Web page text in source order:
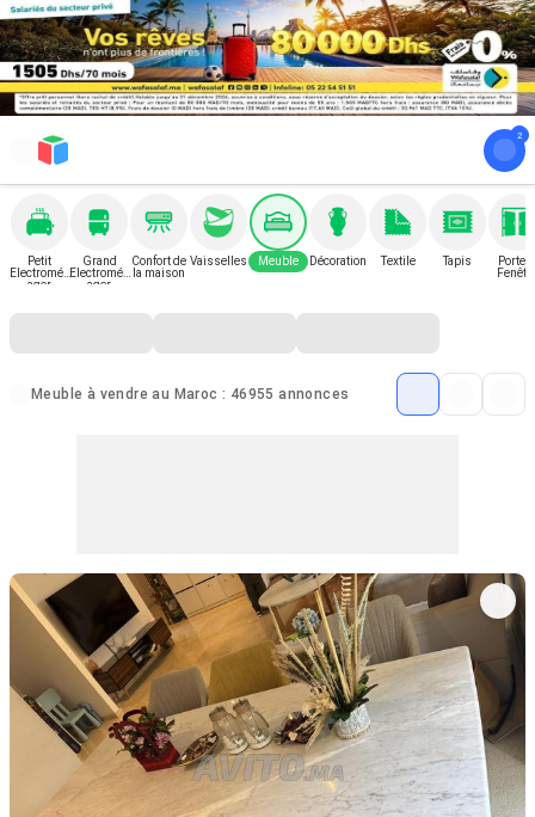
Petit
Electromén
ager
Grand
Electromén
ager
Confort de
la maison
Vaisselles Meuble Décoration Textile Tapis
Porte
Meuble à vendre au Maroc : 46955 annonces